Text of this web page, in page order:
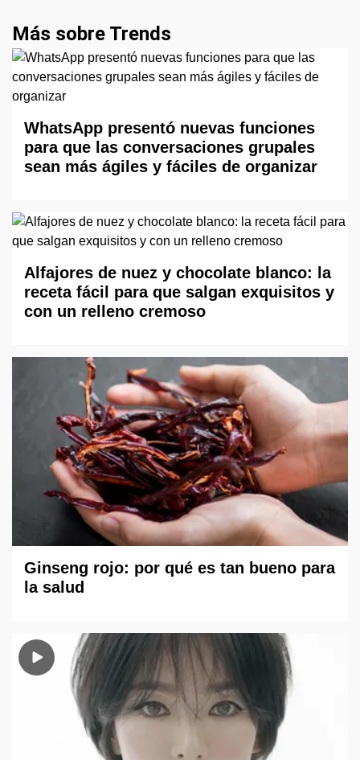
Más sobre Trends
WhatsApp presentó nuevas funciones
para que las conversaciones grupales
sean más ágiles y fáciles de organizar
Alfajores de nuez y chocolate blanco: la
receta fácil para que salgan exquisitos y
con un relleno cremoso
Ginseng rojo: por qué es tan bueno para
la salud